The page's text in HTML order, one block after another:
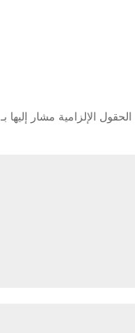
الحقول الإلزامية مشار إليها بـ